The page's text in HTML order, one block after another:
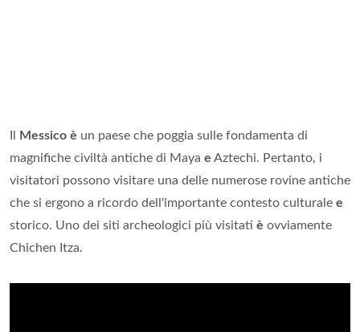
Messico è un paese che poggia sulle fondamenta di
magnifiche civiltà antiche di Maya e Aztechi. Pertanto, i
visitatori possono visitare una delle numerose rovine antiche
che si ergono a ricordo dell'importante contesto culturale e
storico. Uno dei siti archeologici più visitati è ovviamente
Chichen Itza.